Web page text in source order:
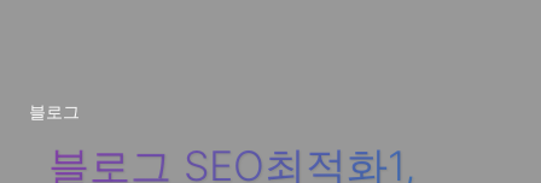
블로그
블로그 SEO최적화1,